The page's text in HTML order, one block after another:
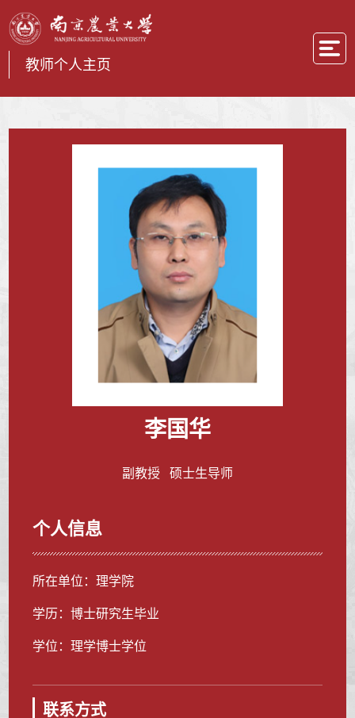
教师个人主页
李国华
副教授 硕士生导师
个人信息
所在单位：理学院
学历：博士研究生毕业
学位：理学博士学位
联系方式